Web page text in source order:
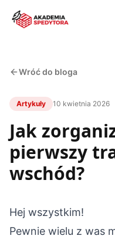
Wróć do bloga
Artykuły 10 kwietnia 2026
Jak
pierwszy
wschód?
Hej wszystkim!
Pewnie wielu z was